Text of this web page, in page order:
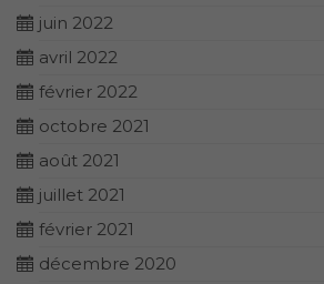
juin 2022
avril 2022
février 2022
octobre 2021
août 2021
juillet 2021
février 2021
décembre 2020